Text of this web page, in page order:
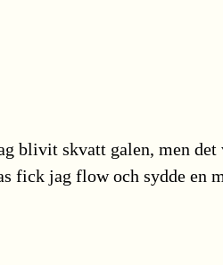
blivit skvatt galen, men
fick jag flow och sydde en